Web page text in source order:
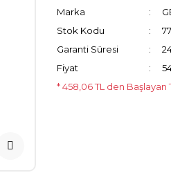
Marka
Stok Kodu
Garanti Süresi
Fiyat
* 458,06 TL den Başlayan